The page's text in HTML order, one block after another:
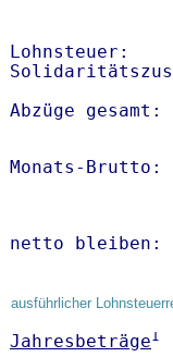
Lohnsteuer:
Abzüge
netto
ausführlicher
Jahresbeträge1